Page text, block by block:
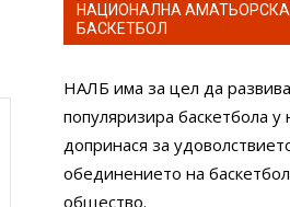
НАЦИОНАЛНА АМАТЬОРСКА
БАСКЕТБОЛ
НАЛБ има за цел да
популяризира баскетбола у
допринася за
обединението на
общество.